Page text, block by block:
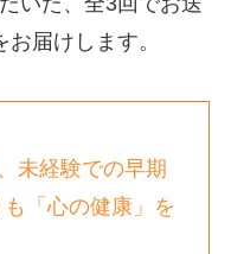
届けします。
未経験での早期
「心の健康」を